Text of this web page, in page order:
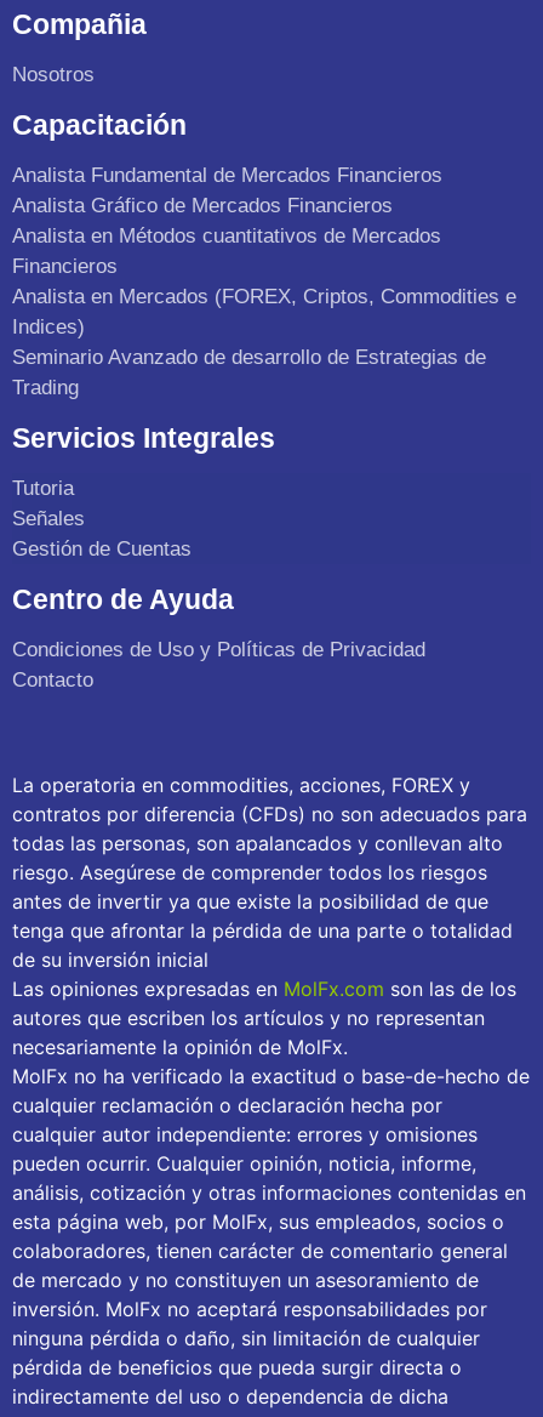
Compañia
Nosotros
Capacitación
Analista Fundamental de Mercados Financieros
Analista Gráfico de Mercados Financieros
Analista en Métodos cuantitativos de Mercados
Financieros
Analista en Mercados (FOREX, Criptos, Commodities e
Indices)
Seminario Avanzado de desarrollo de Estrategias de
Trading
Servicios Integrales
Tutoria
Señales
Gestión de Cuentas
Centro de Ayuda
Condiciones de Uso y Políticas de Privacidad
Contacto
La operatoria en commodities, acciones, FOREX y
contratos por diferencia (CFDs) no son adecuados para
todas las personas, son apalancados y conllevan alto
riesgo. Asegúrese de comprender todos los riesgos
antes de invertir ya que existe la posibilidad de que
tenga que afrontar la pérdida de una parte o totalidad
de su inversión inicial
Las opiniones expresadas en MolFx.com son las de los
autores que escriben los artículos y no representan
necesariamente la opinión de MolFx.
MolFx no ha verificado la exactitud o base-de-hecho de
cualquier reclamación o declaración hecha por
cualquier autor independiente: errores y omisiones
pueden ocurrir. Cualquier opinión, noticia, informe,
análisis, cotización y otras informaciones contenidas en
esta página web, por MolFx, sus empleados, socios o
colaboradores, tienen carácter de comentario general
de mercado y no constituyen un asesoramiento de
inversión. MolFx no aceptará responsabilidades por
ninguna pérdida o daño, sin limitación de cualquier
pérdida de beneficios que pueda surgir directa o
indirectamente del uso o dependencia de dicha